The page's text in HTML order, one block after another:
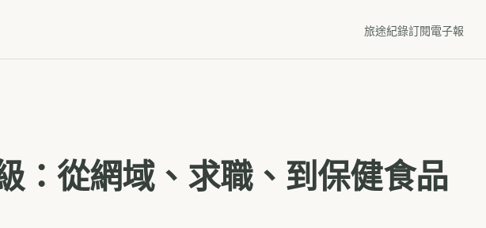
旅途紀錄訂閱電子報
：從網域、求職、到保健食品